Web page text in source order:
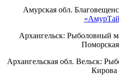
Амурская обл.
Архангельск: Рыболовный
Архангельская обл. Вельск:
Кирова